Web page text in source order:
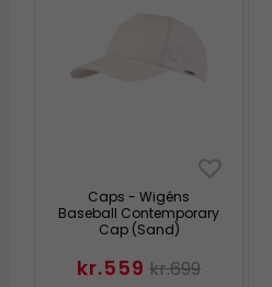
Caps - Wigéns
Baseball Contemporary
Cap (Sand)
kr.559 kr.699